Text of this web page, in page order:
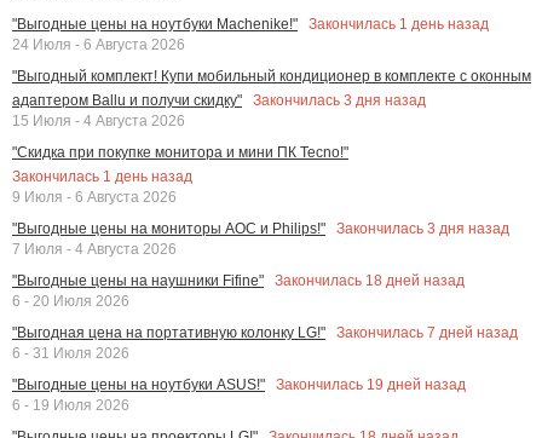
"Выгодные цены на ноутбуки Machenike!"
Закончилась 1 день назад
24 Июля - 6 Августа 2026
"Выгодный комплект! Купи мобильный кондиционер в комплекте с оконным
адаптером Ballu и получи скидку"
Закончилась 3 дня назад
15 Июля - 4 Августа 2026
"Скидка при покупке монитора и мини ПК Tecno!"
Закончилась 1 день назад
9 Июля - 6 Августа 2026
"Выгодные цены на мониторы AOC и Philips!"
Закончилась 3 дня назад
7 Июля - 4 Августа 2026
"Выгодные цены на наушники Fifine"
Закончилась 18 дней назад
6 - 20 Июля 2026
"Выгодная цена на портативную колонку LG!"
Закончилась 7 дней назад
6 - 31 Июля 2026
"Выгодные цены на ноутбуки ASUS!"
Закончилась 19 дней назад
6 - 19 Июля 2026